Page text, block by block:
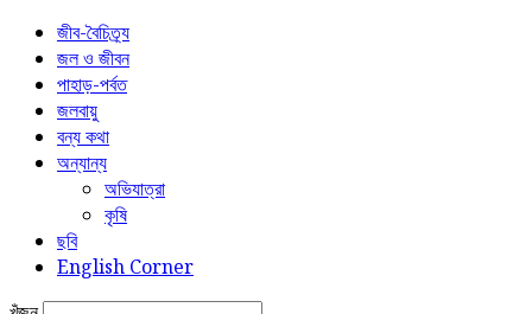
জীব-বৈচিত্র্য
জল ও জীবন
পাহাড়-পর্বত
জলবায়ু
বন্য কথা
অন্যান্য
অভিযাত্রা
কৃষি
ছবি
English Corner